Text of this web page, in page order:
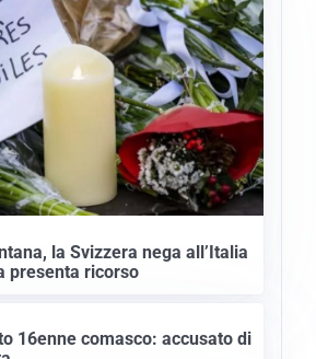
la Svizzera nega all’Italia
presenta ricorso
16enne comasco: accusato di